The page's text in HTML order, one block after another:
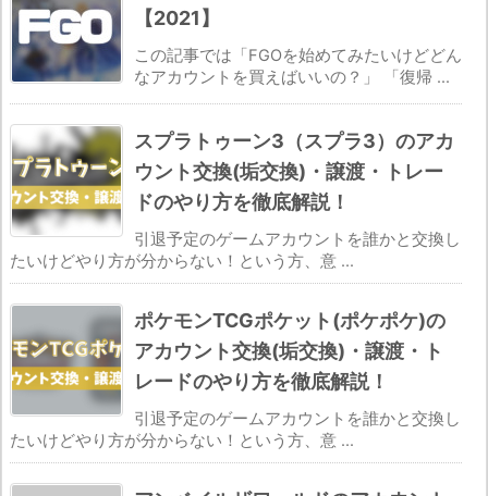
【2021】
この記事では「FGOを始めてみたいけどどん
なアカウントを買えばいいの？」 「復帰 ...
スプラトゥーン3（スプラ3）のアカ
ウント交換(垢交換)・譲渡・トレー
ドのやり方を徹底解説！
引退予定のゲームアカウントを誰かと交換し
たいけどやり方が分からない！という方、意 ...
ポケモンTCGポケット(ポケポケ)の
アカウント交換(垢交換)・譲渡・ト
レードのやり方を徹底解説！
引退予定のゲームアカウントを誰かと交換し
たいけどやり方が分からない！という方、意 ...